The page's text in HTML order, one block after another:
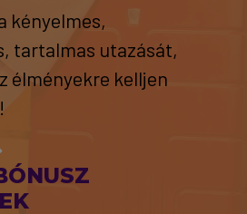
kényelmes,
tartalmas utazását,
élményekre kelljen